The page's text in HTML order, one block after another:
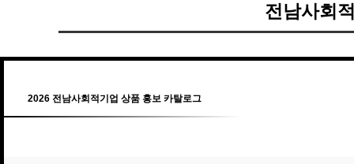
전남사회
2026 전남사회적기업 상품 홍보 카탈로그